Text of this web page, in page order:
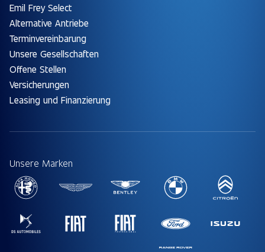
Emil Frey Select
Alternative Antriebe
Terminvereinbarung
Unsere Gesellschaften
Offene Stellen
Versicherungen
Leasing und Finanzierung
Unsere Marken